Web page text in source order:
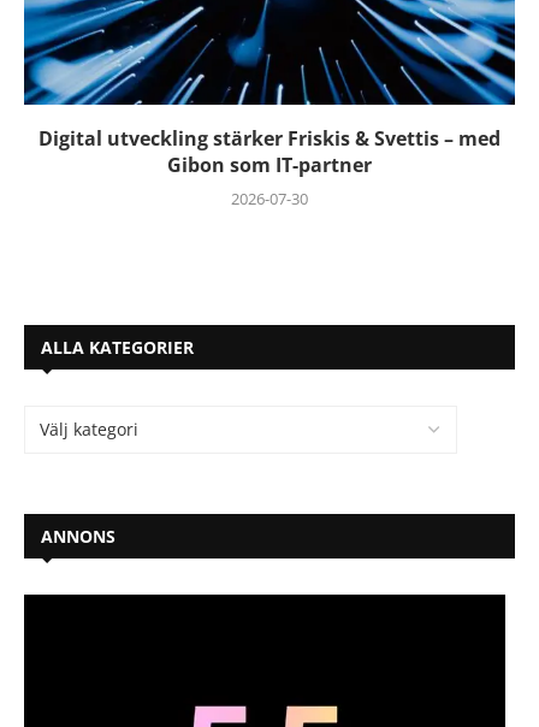
Digital utveckling stärker Friskis & Svettis – med
Gibon som IT-partner
2026-07-30
ALLA KATEGORIER
ANNONS